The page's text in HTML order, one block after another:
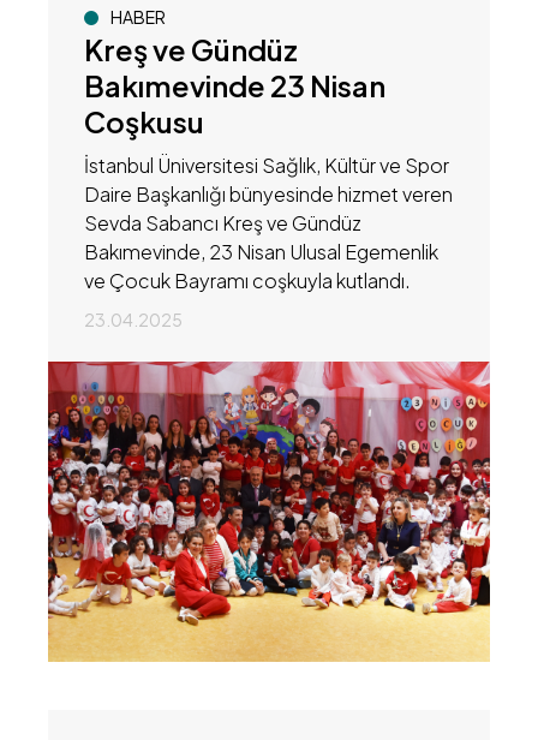
HABER
Kreş ve Gündüz
Bakımevinde 23 Nisan
Coşkusu
İstanbul Üniversitesi Sağlık, Kültür ve Spor
Daire Başkanlığı bünyesinde hizmet veren
Sevda Sabancı Kreş ve Gündüz
Bakımevinde, 23 Nisan Ulusal Egemenlik
ve Çocuk Bayramı coşkuyla kutlandı.
23.04.2025